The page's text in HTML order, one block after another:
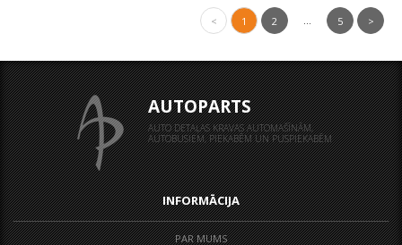
< 1 2 ... 5 >
AUTOPARTS
AUTO DETAĻAS KRAVAS AUTOMAŠĪNĀM,
AUTOBUSIEM, PIEKABĒM UN PUSPIEKABĒM
INFORMĀCIJA
PAR MUMS